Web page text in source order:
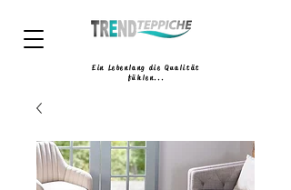
Ein Lebenlang die Qualität
fühlen...